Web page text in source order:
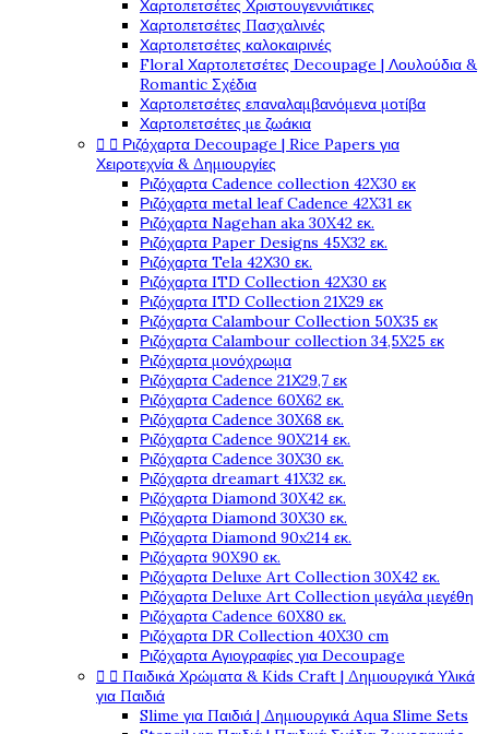
Χαρτοπετσέτες Χριστουγεννιάτικες
Χαρτοπετσέτες Πασχαλινές
Χαρτοπετσέτες καλοκαιρινές
Floral Χαρτοπετσέτες Decoupage | Λουλούδια &
Romantic Σχέδια
Χαρτοπετσέτες επαναλαμβανόμενα μοτίβα
Χαρτοπετσέτες με ζωάκια
  Ριζόχαρτα Decoupage | Rice Papers για
Χειροτεχνία & Δημιουργίες
Ριζόχαρτα Cadence collection 42X30 εκ
Ριζόχαρτα metal leaf Cadence 42X31 εκ
Ριζόχαρτα Nagehan aka 30X42 εκ.
Ριζόχαρτα Paper Designs 45X32 εκ.
Ριζόχαρτα Tela 42Χ30 εκ.
Ριζόχαρτα ITD Collection 42X30 εκ
Ριζόχαρτα ITD Collection 21X29 εκ
Ριζόχαρτα Calambour Collection 50X35 εκ
Ριζόχαρτα Calambour collection 34,5X25 εκ
Ριζόχαρτα μονόχρωμα
Ριζόχαρτα Cadence 21Χ29,7 εκ
Ριζόχαρτα Cadence 60X62 εκ.
Ριζόχαρτα Cadence 30X68 εκ.
Ριζόχαρτα Cadence 90X214 εκ.
Ριζόχαρτα Cadence 30X30 εκ.
Ριζόχαρτα dreamart 41X32 εκ.
Ριζόχαρτα Diamond 30X42 εκ.
Ριζόχαρτα Diamond 30X30 εκ.
Ριζόχαρτα Diamond 90x214 εκ.
Ριζόχαρτα 90X90 εκ.
Ριζόχαρτα Deluxe Art Collection 30X42 εκ.
Ριζόχαρτα Deluxe Art Collection μεγάλα μεγέθη
Ριζόχαρτα Cadence 60X80 εκ.
Ριζόχαρτα DR Collection 40X30 cm
Ριζόχαρτα Αγιογραφίες για Decoupage
  Παιδικά Χρώματα & Kids Craft | Δημιουργικά Υλικά
για Παιδιά
Slime για Παιδιά | Δημιουργικά Aqua Slime Sets